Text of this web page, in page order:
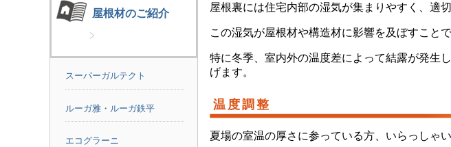
屋根材のご紹介
スーパーガルテクト
ルーガ雅・ルーガ鉄平
エコグラーニ
屋根裏には住宅内部の湿気が集まりやすく、適
この湿気が屋根材や構造材に影響を及ぼすこと
特に冬季、室内外の温度差によって結露が発生
げます。
温度調整
夏場の室温の厚さに参っている方、いらっしゃ